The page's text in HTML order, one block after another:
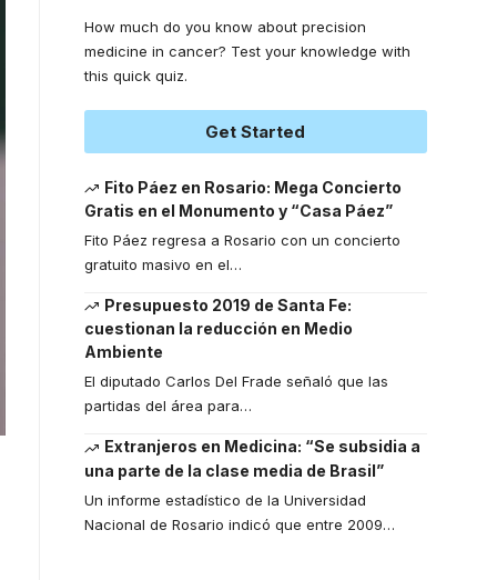
How much do you know about precision
medicine in cancer? Test your knowledge with
this quick quiz.
Get Started
Fito Páez en Rosario: Mega Concierto
Gratis en el Monumento y “Casa Páez”
Fito Páez regresa a Rosario con un concierto
gratuito masivo en el…
Presupuesto 2019 de Santa Fe:
cuestionan la reducción en Medio
Ambiente
El diputado Carlos Del Frade señaló que las
partidas del área para…
Extranjeros en Medicina: “Se subsidia a
una parte de la clase media de Brasil”
Un informe estadístico de la Universidad
Nacional de Rosario indicó que entre 2009…